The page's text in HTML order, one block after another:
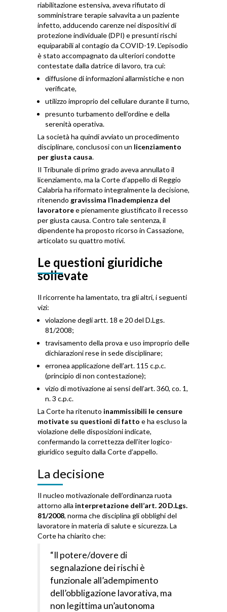
riabilitazione estensiva, aveva rifiutato di
somministrare terapie salvavita a un paziente
infetto, adducendo carenze nei dispositivi di
protezione individuale (DPI) e presunti rischi
equiparabili al contagio da COVID-19. L'episodio
è stato accompagnato da ulteriori condotte
contestate dalla datrice di lavoro, tra cui:
diffusione di informazioni allarmistiche e non
verificate,
utilizzo improprio del cellulare durante il turno,
presunto turbamento dell’ordine e della
serenità operativa.
La società ha quindi avviato un procedimento
disciplinare, conclusosi con un licenziamento
per giusta causa.
Il Tribunale di primo grado aveva annullato il
licenziamento, ma la Corte d’appello di Reggio
Calabria ha riformato integralmente la decisione,
ritenendo gravissima l’inadempienza del
lavoratoree pienamente giustificato il recesso
per giusta causa. Contro tale sentenza, il
dipendente ha proposto ricorso in Cassazione,
articolato su quattro motivi.
Le questioni giuridiche
sollevate
Il ricorrente ha lamentato, tra gli altri, i seguenti
vizi:
violazione degli artt. 18 e 20 del D.Lgs.
81/2008;
travisamento della prova e uso improprio delle
dichiarazioni rese in sede disciplinare;
erronea applicazione dell’art. 115 c.p.c.
(principio di non contestazione);
vizio di motivazione ai sensi dell’art. 360, co. 1,
n. 3 c.p.c.
La Corte ha ritenuto inammissibili le censure
motivate su questioni di fatto e ha escluso la
violazione delle disposizioni indicate,
confermando la correttezza dell’iter logico-
giuridico seguito dalla Corte d’appello.
La decisione
Il nucleo motivazionale dell’ordinanza ruota
attorno alla interpretazione dell’art. 20 D.Lgs.
81/2008, norma che disciplina gli obblighi del
lavoratore in materia di salute e sicurezza. La
Corte ha chiarito che:
“Il potere/dovere di
segnalazione dei rischi è
funzionale all’adempimento
dell’obbligazione lavorativa, ma
non legittima un’autonoma